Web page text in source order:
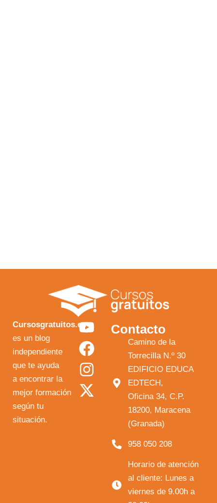
Cursosgratuitos.es
es un blog
independiente
que te ayuda
a encontrar la
mejor formación
según tu
situación.
Y
o
u
t
u
F
a
c
e
b
I
n
s
t
a
X
-
t
w
i
Contacto
Camino de la
Torrecilla N.º 30
EDIFICIO EDUCA
EDTECH,
Oficina 34, C.P.
18200, Maracena
(Granada)
958 050 208
Horario de atención
al cliente: Lunes a
viernes de 9.00h a